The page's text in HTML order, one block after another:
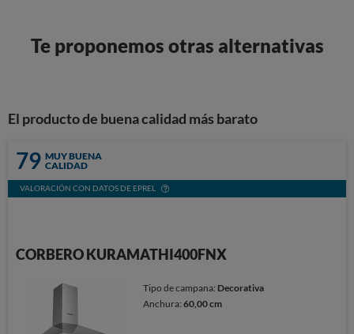
Te proponemos otras alternativas
El producto de buena calidad más barato
79 MUY BUENA
CALIDAD
VALORACIÓN CON DATOS DE EPREL
CORBERO KURAMATHI400FNX
Tipo de campana: Decorativa
Anchura:60,00 cm